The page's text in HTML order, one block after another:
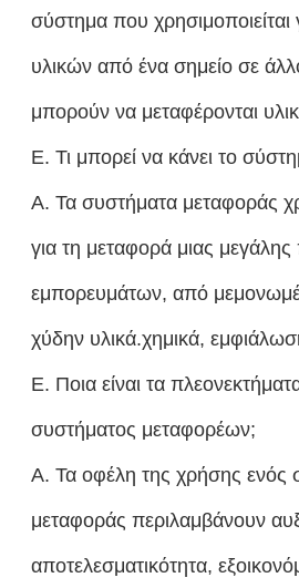
σύστημα που χρησιμοποιείται
υλικών από ένα σημείο σε
μπορούν να μεταφέρονται
Ε. Τι μπορεί να κάνει το
Α. Τα συστήματα μεταφοράς
για τη μεταφορά μιας μεγάλης
εμπορευμάτων, από
χύδην υλικά.χημικά,
Ε. Ποια είναι τα
συστήματος μεταφορέων;
Α. Τα οφέλη της χρήσης ενός
μεταφοράς περιλαμβάνουν
αποτελεσματικότητα,